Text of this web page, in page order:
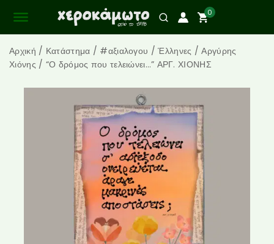
0
Αρχική / Κατάστημα / #αξιαλογου / Έλληνες / Αργύρης
Χιόνης / “Ο δρόμος που τελειώνει…” ΑΡΓ. ΧΙΟΝΗΣ